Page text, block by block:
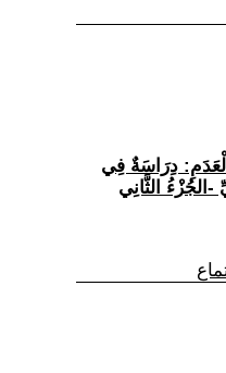
دِرَاسَةٌ فِي
-الجُزْءُ الثَّانِي